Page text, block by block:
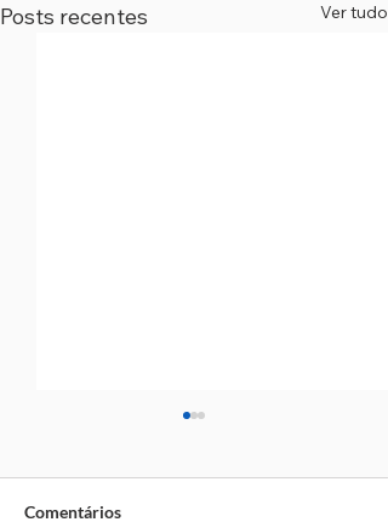
Posts recentes Ver tudo
Comentários